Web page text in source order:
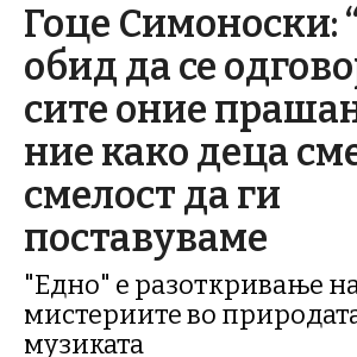
Гоце Симоноски:
обид да се
сите оние
ние како деца
смелост да ги
поставуваме
"Едно" е разоткривање
мистериите во
музиката